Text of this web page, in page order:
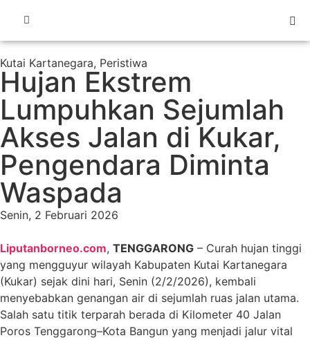
Kutai Kartanegara, Peristiwa
Hujan Ekstrem
Lumpuhkan Sejumlah
Akses Jalan di Kukar,
Pengendara Diminta
Waspada
Senin, 2 Februari 2026
Liputanborneo.com, TENGGARONG – Curah hujan tinggi
yang mengguyur wilayah Kabupaten Kutai Kartanegara
(Kukar) sejak dini hari, Senin (2/2/2026), kembali
menyebabkan genangan air di sejumlah ruas jalan utama.
Salah satu titik terparah berada di Kilometer 40 Jalan
Poros Tenggarong–Kota Bangun yang menjadi jalur vital